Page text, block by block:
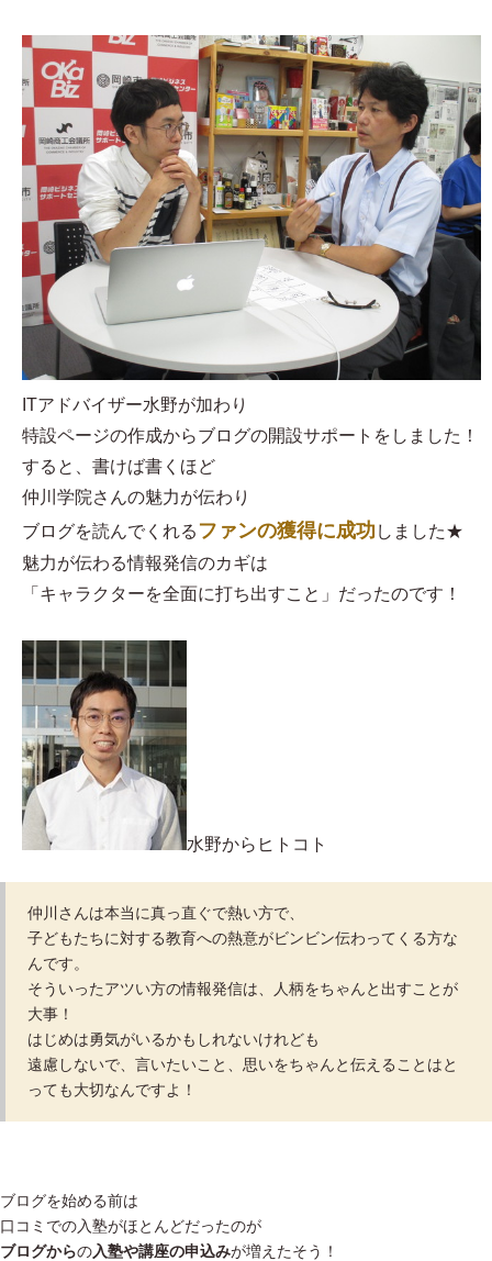
ITアドバイザー水野が加わり
特設ページの作成からブログの開設サポートをしました！
すると、書けば書くほど
仲川学院さんの魅力が伝わり
ブログを読んでくれる ファンの獲得に成功 しました★
魅力が伝わる情報発信のカギは
「キャラクターを全面に打ち出すこと」だったのです！
水野からヒトコト
仲川さんは本当に真っ直ぐで熱い方で、
子どもたちに対する教育への熱意がビンビン伝わってくる方な
んです。
そういったアツい方の情報発信は、人柄をちゃんと出すことが
大事！
はじめは勇気がいるかもしれないけれども
遠慮しないで、言いたいこと、思いをちゃんと伝えることはと
っても大切なんですよ！
ブログを始める前は
口コミでの入塾がほとんどだったのが
ブログからの入塾や講座の申込みが増えたそう！